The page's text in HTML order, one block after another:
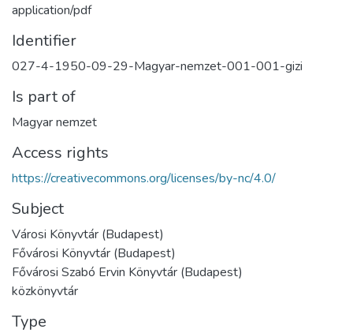
application/pdf
Identifier
027-4-1950-09-29-Magyar-nemzet-001-001-gizi
Is part of
Magyar nemzet
Access rights
https://creativecommons.org/licenses/by-nc/4.0/
Subject
Városi Könyvtár (Budapest)
Fővárosi Könyvtár (Budapest)
Fővárosi Szabó Ervin Könyvtár (Budapest)
közkönyvtár
Type